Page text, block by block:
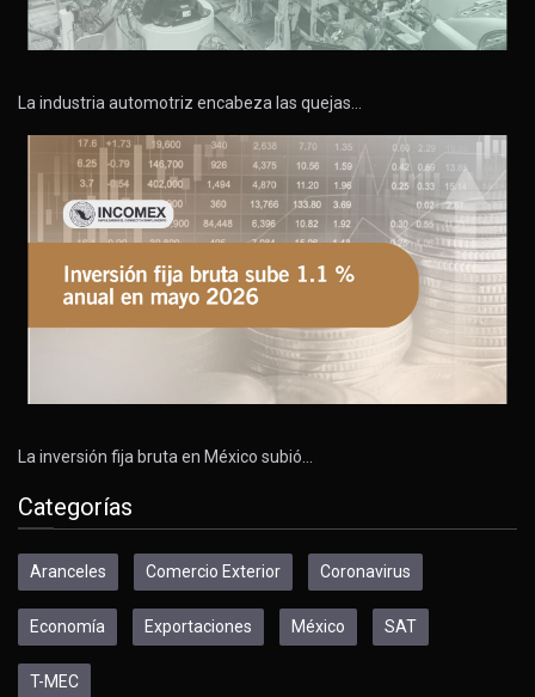
La industria automotriz encabeza las quejas…
La inversión fija bruta en México subió…
Categorías
Aranceles Comercio Exterior Coronavirus
Economía Exportaciones México SAT
T-MEC